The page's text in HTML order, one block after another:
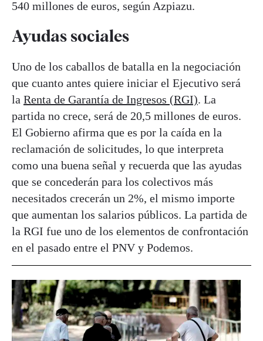
540 millones de euros, según Azpiazu.
Ayudas sociales
Uno de los caballos de batalla en la negociación
que cuanto antes quiere iniciar el Ejecutivo será
la Renta de Garantía de Ingresos (RGI). La
partida no crece, será de 20,5 millones de euros.
El Gobierno afirma que es por la caída en la
reclamación de solicitudes, lo que interpreta
como una buena señal y recuerda que las ayudas
que se concederán para los colectivos más
necesitados crecerán un 2%, el mismo importe
que aumentan los salarios públicos. La partida de
la RGI fue uno de los elementos de confrontación
en el pasado entre el PNV y Podemos.